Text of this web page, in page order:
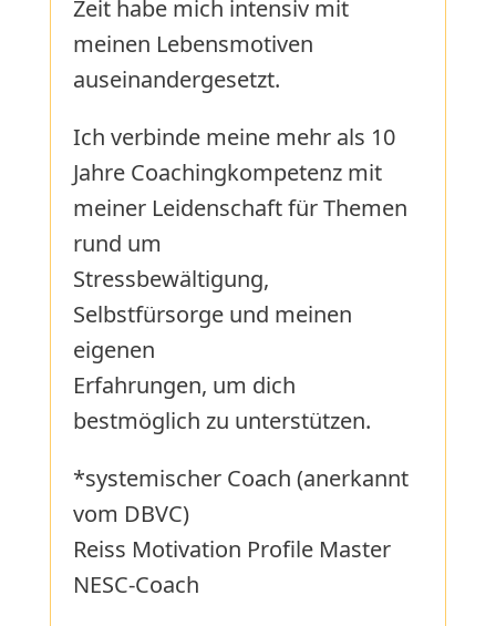
Zeit habe mich intensiv mit
meinen Lebensmotiven
auseinandergesetzt.
Ich verbinde meine mehr als 10
Jahre Coachingkompetenz mit
meiner Leidenschaft für Themen
rund um
Stressbewältigung,
Selbstfürsorge und meinen
eigenen
Erfahrungen, um dich
bestmöglich zu unterstützen.
*systemischer Coach (anerkannt
vom DBVC)
Reiss Motivation Profile Master
NESC-Coach